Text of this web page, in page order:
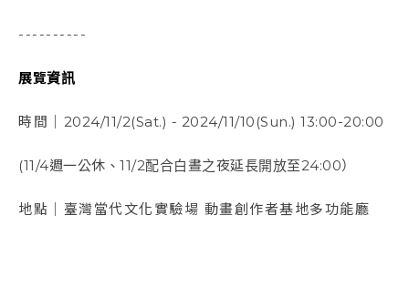
----------
展覽資訊
時間｜ 2024/11/2(Sat.) - 2024/11/10(Sun.) 13:00-20:00
(11/4週一公休、11/2配合白晝之夜延長開放至24:00）
地點｜臺灣當代文化實驗場 動畫創作者基地多功能廳